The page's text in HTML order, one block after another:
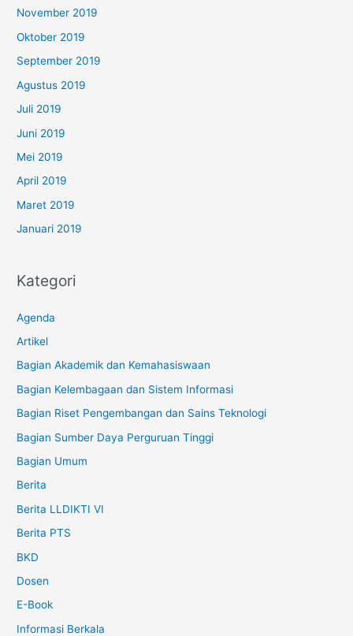
November 2019
Oktober 2019
September 2019
Agustus 2019
Juli 2019
Juni 2019
Mei 2019
April 2019
Maret 2019
Januari 2019
Kategori
Agenda
Artikel
Bagian Akademik dan Kemahasiswaan
Bagian Kelembagaan dan Sistem Informasi
Bagian Riset Pengembangan dan Sains Teknologi
Bagian Sumber Daya Perguruan Tinggi
Bagian Umum
Berita
Berita LLDIKTI VI
Berita PTS
BKD
Dosen
E-Book
Informasi Berkala